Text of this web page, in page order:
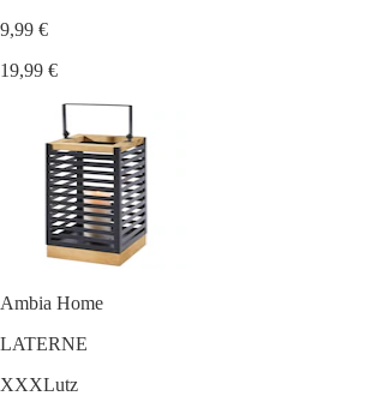
9,99 €
19,99 €
Ambia Home
LATERNE
XXXLutz